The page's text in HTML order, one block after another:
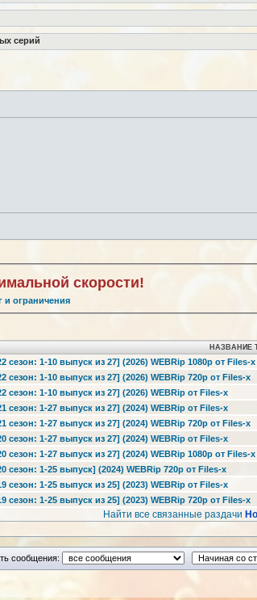
серий
скорости!
и ограничения
НАЗВАНИЕ
сезон: 1-10 выпуск из 27] (2026) WEBRip 1080p от Files-x
сезон: 1-10 выпуск из 27] (2026) WEBRip 720p от Files-x
сезон: 1-10 выпуск из 27] (2026) WEBRip от Files-x
сезон: 1-27 выпуск из 27] (2024) WEBRip от Files-x
сезон: 1-27 выпуск из 27] (2024) WEBRip 720p от Files-x
сезон: 1-27 выпуск из 27] (2024) WEBRip от Files-x
сезон: 1-27 выпуск из 27] (2024) WEBRip 1080p от Files-x
сезон: 1-25 выпуск] (2024) WEBRip 720p от Files-x
сезон: 1-25 выпуск из 25] (2023) WEBRip от Files-x
сезон: 1-25 выпуск из 25] (2023) WEBRip 720p от Files-x
Найти все связанные раздачи
сообщения: